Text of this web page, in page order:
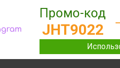
Промо-код
JHT9022